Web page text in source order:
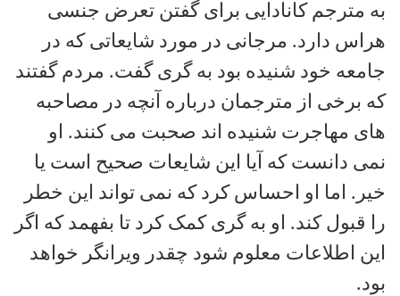
به مترجم کانادایی برای گفتن تعرض جنسی
هراس دارد. مرجانی در مورد شایعاتی که در
جامعه خود شنیده بود به گری گفت. مردم گفتند
که برخی از مترجمان درباره آنچه در مصاحبه
های مهاجرت شنیده اند صحبت می کنند. او
نمی دانست که آیا این شایعات صحیح است یا
خیر. اما او احساس کرد که نمی تواند این خطر
را قبول کند. او به گری کمک کرد تا بفهمد که اگر
این اطلاعات معلوم شود چقدر ویرانگر خواهد
بود.